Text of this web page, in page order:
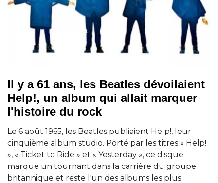
Il y a 61 ans, les Beatles dévoilaient
Help!, un album qui allait marquer
l'histoire du rock
Le 6 août 1965, les Beatles publiaient Help!, leur
cinquième album studio. Porté par les titres « Help!
», « Ticket to Ride » et « Yesterday », ce disque
marque un tournant dans la carrière du groupe
britannique et reste l'un des albums les plus